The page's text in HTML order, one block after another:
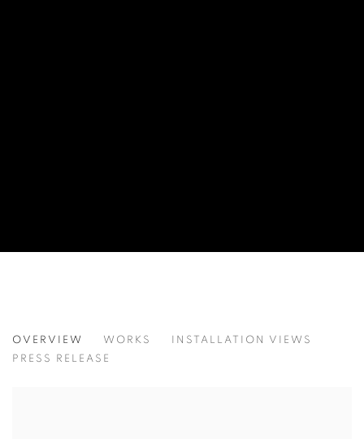
강강훈
OVERVIEW WORKS
INSTALLATION VIEWS
PRESS RELEASE